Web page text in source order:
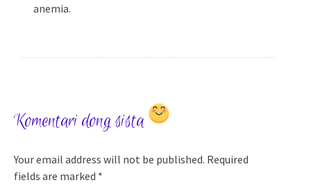
anemia.
Komentari dong sista
Your email address will not be published. Required
fields are marked *